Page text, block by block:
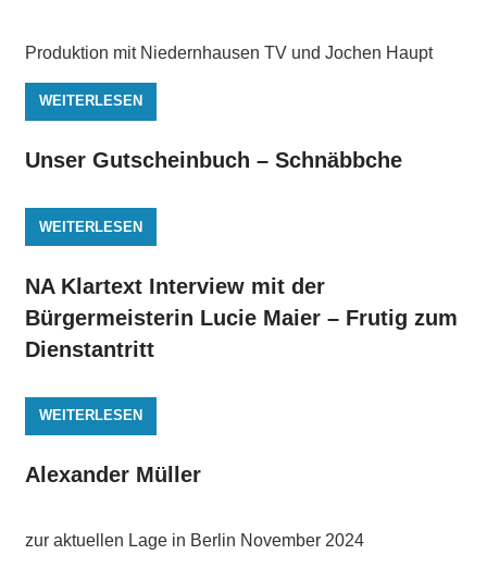
Produktion mit Niedernhausen TV und Jochen Haupt
WEITERLESEN
Unser Gutscheinbuch – Schnäbbche
WEITERLESEN
NA Klartext Interview mit der
Bürgermeisterin Lucie Maier – Frutig zum
Dienstantritt
WEITERLESEN
Alexander Müller
zur aktuellen Lage in Berlin November 2024